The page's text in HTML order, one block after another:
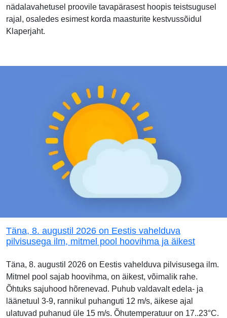
nädalavahetusel proovile tavapärasest hoopis teistsugusel
rajal, osaledes esimest korda maasturite kestvussõidul
Klaperjaht.
Täna, 8. augustil 2026 on Eestis vahelduva
pilvisusega ilm, mitmel pool hoovihma ja äikest
Täna, 8. augustil 2026 on Eestis vahelduva pilvisusega ilm.
Mitmel pool sajab hoovihma, on äikest, võimalik rahe.
Õhtuks sajuhood hõrenevad. Puhub valdavalt edela- ja
läänetuul 3-9, rannikul puhanguti 12 m/s, äikese ajal
ulatuvad puhanud üle 15 m/s. Õhutemperatuur on 17..23°C.